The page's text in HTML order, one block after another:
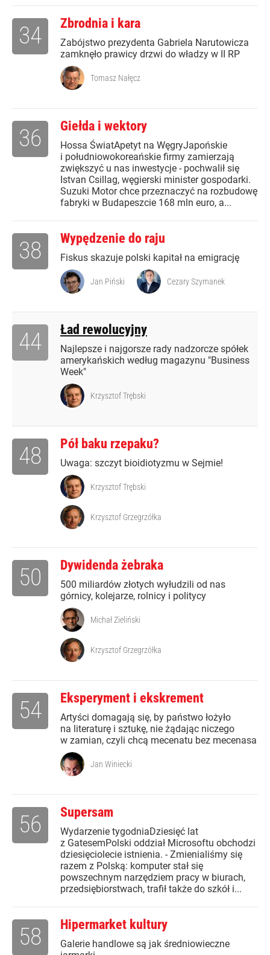
Zbrodnia i kara
Zabójstwo prezydenta Gabriela Narutowicza
zamknęło prawicy drzwi do władzy w II RP
34
Tomasz Nałęcz
Giełda i wektory
Hossa ŚwiatApetyt na WęgryJapońskie
i południowokoreańskie firmy zamierzają
zwiększyć u nas inwestycje - pochwalił się
Istvan Csillag, węgierski minister gospodarki.
Suzuki Motor chce przeznaczyć na rozbudowę
fabryki w Budapeszcie 168 mln euro, a...
36
Wypędzenie do raju
Fiskus skazuje polski kapitał na emigrację
38
Jan Piński Cezary Szymanek
Ład rewolucyjny
Najlepsze i najgorsze rady nadzorcze spółek
amerykańskich według magazynu "Business
Week"
44
Krzysztof Trębski
Pół baku rzepaku?
Uwaga: szczyt bioidiotyzmu w Sejmie!
48
Krzysztof Trębski
Krzysztof Grzegrzółka
Dywidenda żebraka
500 miliardów złotych wyłudzili od nas
górnicy, kolejarze, rolnicy i politycy
50
Michał Zieliński
Krzysztof Grzegrzółka
Eksperyment i ekskrement
Artyści domagają się, by państwo łożyło
na literaturę i sztukę, nie żądając niczego
w zamian, czyli chcą mecenatu bez mecenasa
54
Jan Winiecki
Supersam
Wydarzenie tygodniaDziesięć lat
z GatesemPolski oddział Microsoftu obchodzi
dziesięciolecie istnienia. - Zmienialiśmy się
razem z Polską: komputer stał się
powszechnym narzędziem pracy w biurach,
przedsiębiorstwach, trafił także do szkół i...
56
Hipermarket kultury
Galerie handlowe są jak średniowieczne
58